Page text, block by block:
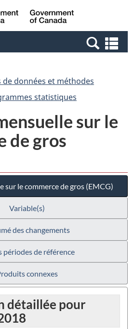
Passer
au
Passer
à
Canada
et
de données et méthodes
statistiques
sur le
de gros
sur le commerce de gros (EMCG)
Variable(s)
des changements
périodes de référence
connexes
détaillée pour